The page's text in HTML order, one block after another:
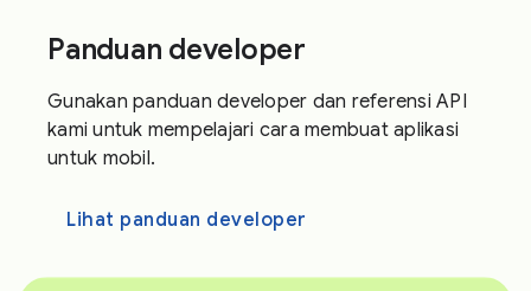
Panduan developer
Gunakan panduan developer dan referensi API
kami untuk mempelajari cara membuat aplikasi
untuk mobil.
Lihat panduan developer